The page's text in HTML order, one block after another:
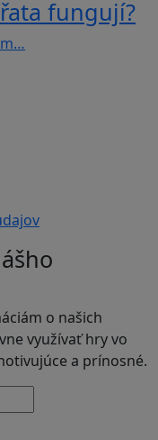
fungují?
o našich
využívať hry vo
a prínosné.